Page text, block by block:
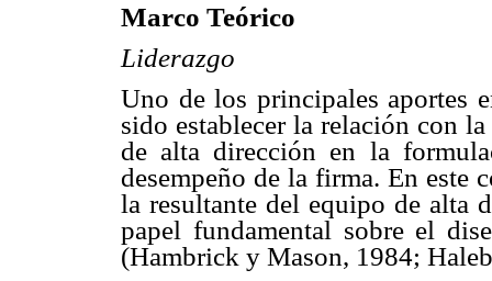
Marco Teórico
Liderazgo
Uno de los principales aportes
sido establecer la relación con
de alta dirección en la
desempeño de la firma. En este
la resultante del equipo de alta
papel fundamental sobre el
(Hambrick y Mason, 1984;